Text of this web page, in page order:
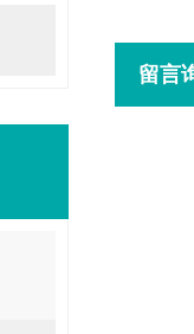
留言